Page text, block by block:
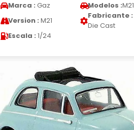
Marca : Gaz Modelos :M21
Version : M21
Fabricante :
Die Cast
Escala : 1/24